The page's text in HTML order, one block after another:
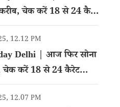
चेक करें 18 से 24 कैरेट
12.12 PM
Delhi | आज फिर सोना
चेक करें 18 से 24 कैरेट
12.07 PM